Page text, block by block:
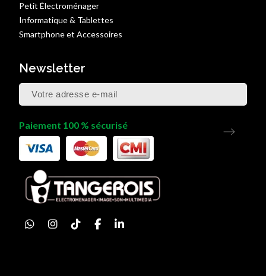
Petit Électroménager
Informatique & Tablettes
Smartphone et Accessoires
Newsletter
Paiement 100 % sécurisé